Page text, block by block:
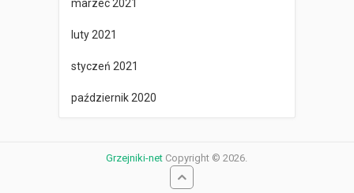
marzec 2021
luty 2021
styczeń 2021
październik 2020
Grzejniki-net Copyright © 2026.